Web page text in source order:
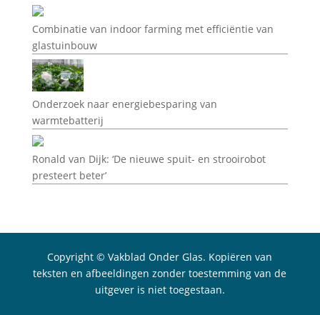
Combinatie van indoor farming met efficiëntie van
glastuinbouw
Onderzoek naar energiebesparing van
warmtebatterij
Ronald van Dijk: ‘De nieuwe spuit- en strooirobot
presteert beter’
Copyright © Vakblad Onder Glas. Kopiëren van
teksten en afbeeldingen zonder toestemming van de
uitgever is niet toegestaan.